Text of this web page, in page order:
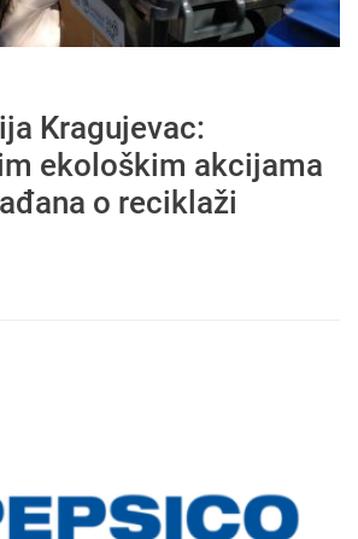
Kragujevac:
ekološkim akcijama
o reciklaži